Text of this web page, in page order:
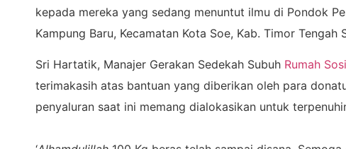
kepada mereka yang sedang menuntut ilmu di Pondok
Kampung Baru, Kecamatan Kota Soe, Kab. Timor Tengah
Sri Hartatik, Manajer Gerakan Sedekah Subuh Rumah
terimakasih atas bantuan yang diberikan oleh para
penyaluran saat ini memang dialokasikan untuk